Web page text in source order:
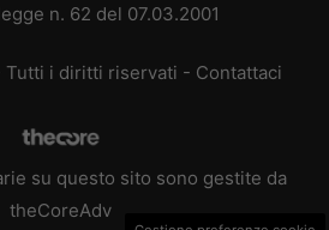
n. 62 del 07.03.2001
i diritti riservati - Contattaci
su questo sito sono gestite da
theCoreAdv